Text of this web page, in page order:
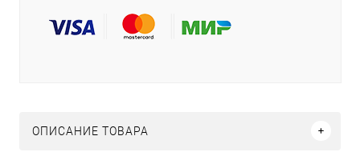
ОПИСАНИЕ ТОВАРА